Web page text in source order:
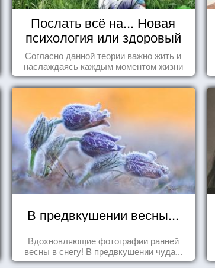
Послать всё на... Новая
психология или здоровый
пофигизм.
Согласно данной теории важно жить и
наслаждаясь каждым моментом жизни
осознанно и с удовольствием. Как это,
попробуем разобраться на реальных
В предвкушении весны...
Вдохновляющие фотографии ранней
весны в снегу! В предвкушении чуда...